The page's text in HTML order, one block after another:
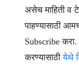
असेच माहिती व
पाहण्यासाठी
Subscribe
करण्यासाठीयेथे